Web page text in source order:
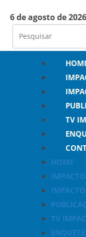
6 de agosto de
TV
HOME
TV